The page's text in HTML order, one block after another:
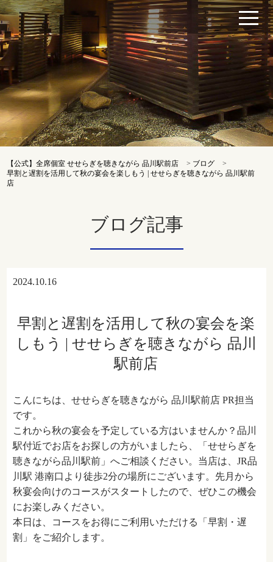
【公式】全席個室 せせらぎを聴きながら 品川駅前店 > ブログ
>
早割と遅割を活用して秋の宴会を楽しもう | せせらぎを聴きながら 品川駅前
店
ブログ記事
2024.10.16
早割と遅割を活用して秋の宴会を楽
しもう | せせらぎを聴きながら 品川
駅前店
こんにちは、せせらぎを聴きながら 品川駅前店 PR担当
です。
これから秋の宴会を予定している方はいませんか？品川
駅付近でお店をお探しの方がいましたら、「せせらぎを
聴きながら品川駅前」へご相談ください。当店は、JR品
川駅 港南口より徒歩2分の場所にございます。先月から
秋宴会向けのコースがスタートしたので、ぜひこの機会
にお楽しみください。
本日は、コースをお得にご利用いただける「早割・遅
割」をご紹介します。